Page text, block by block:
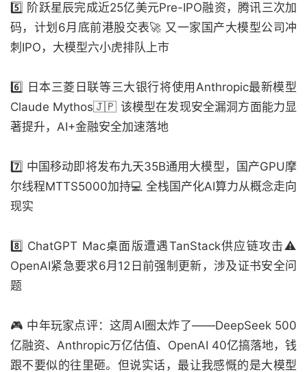
5️⃣ 阶跃星辰完成近25亿美元Pre-IPO融资，腾讯三次加
码，计划6月底前港股交表🚀 又一家国产大模型公司冲
刺IPO，大模型六小虎排队上市
6️⃣ 日本三菱日联等三大银行将使用Anthropic最新模型
Claude Mythos🇯🇵 该模型在发现安全漏洞方面能力显
著提升，AI+金融安全加速落地
7️⃣ 中国移动即将发布九天35B通用大模型，国产GPU摩
尔线程MTTS5000加持💻 全栈国产化AI算力从概念走向
现实
8️⃣ ChatGPT Mac桌面版遭遇TanStack供应链攻击⚠️
OpenAI紧急要求6月12日前强制更新，涉及证书安全问
题
🎮 中年玩家点评：这周AI圈太炸了——DeepSeek 500
亿融资、Anthropic万亿估值、OpenAI 40亿搞落地，钱
跟不要似的往里砸。但说实话，最让我感慨的是大模型